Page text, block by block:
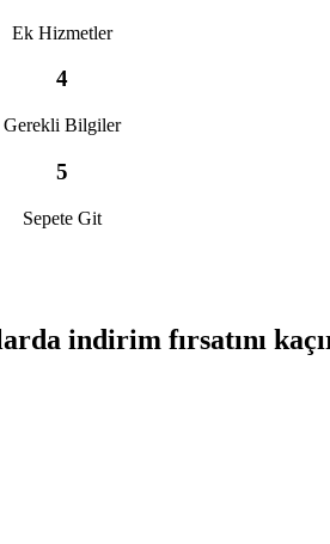
Ek Hizmetler
4
Gerekli Bilgiler
5
Sepete Git
indirim fırsatını